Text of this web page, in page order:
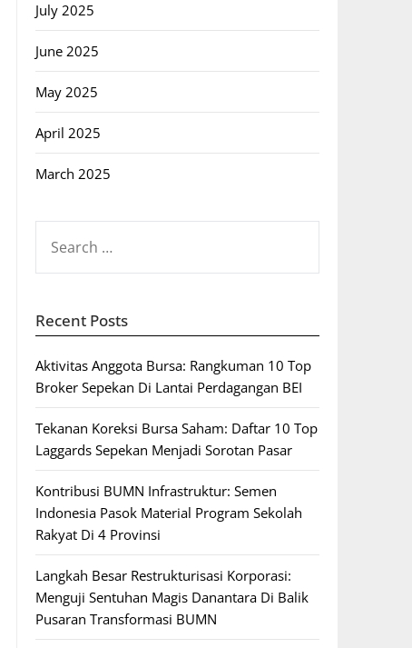
July 2025
June 2025
May 2025
April 2025
March 2025
FOR:
Recent Posts
Aktivitas Anggota Bursa: Rangkuman 10 Top
Broker Sepekan Di Lantai Perdagangan BEI
Tekanan Koreksi Bursa Saham: Daftar 10 Top
Laggards Sepekan Menjadi Sorotan Pasar
Kontribusi BUMN Infrastruktur: Semen
Indonesia Pasok Material Program Sekolah
Rakyat Di 4 Provinsi
Langkah Besar Restrukturisasi Korporasi:
Menguji Sentuhan Magis Danantara Di Balik
Pusaran Transformasi BUMN